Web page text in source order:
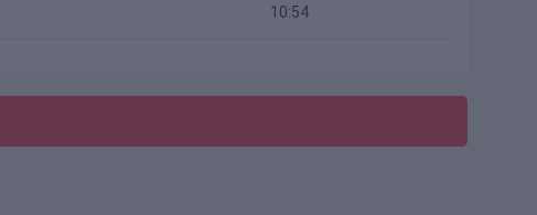
10:54